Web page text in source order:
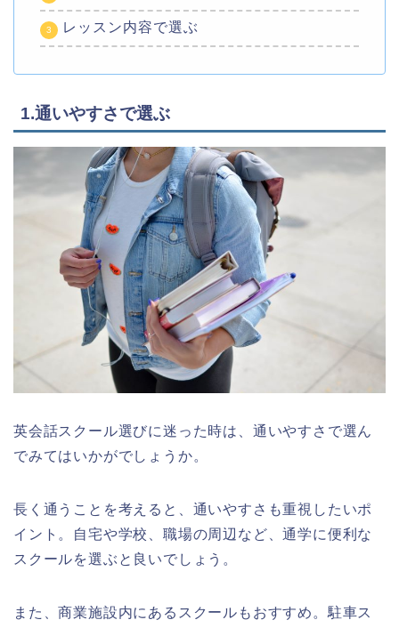
レッスン内容で選ぶ
1.通いやすさで選ぶ
英会話スクール選びに迷った時は、通いやすさで選ん
でみてはいかがでしょうか。
長く通うことを考えると、通いやすさも重視したいポ
イント。自宅や学校、職場の周辺など、通学に便利な
スクールを選ぶと良いでしょう。
また、商業施設内にあるスクールもおすすめ。駐車ス